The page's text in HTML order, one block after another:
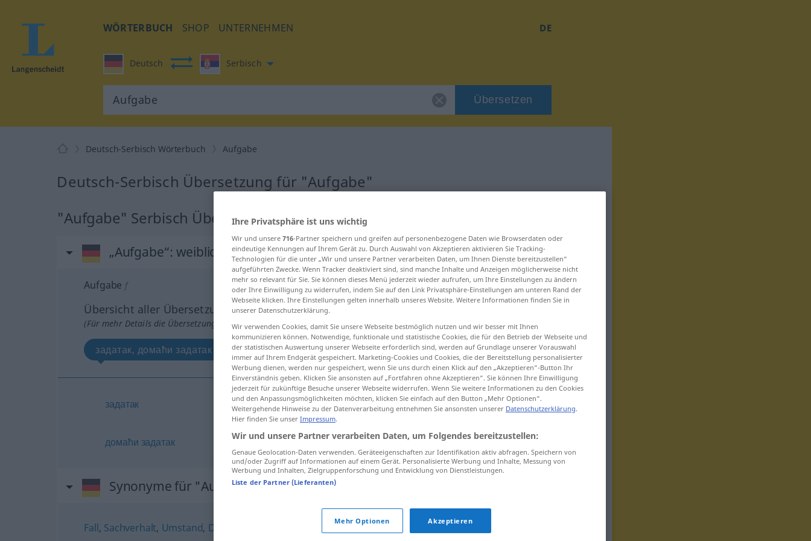
WÖRTERBUCH SHOP UNTERNEHMEN DE
Deutsch Serbisch
Übersetzen
Deutsch-Serbisch Wörterbuch Aufgabe
Deutsch-Serbisch Übersetzung für "Aufgabe"
"Aufgabe" Serbisch Übersetzung
„Aufgabe“: weiblich, feminin
Aufgabe f
Übersicht aller Übersetzungen
(Für mehr Details die Übersetzung anklicken/antippen)
задатак, домаћи задатак
задатак Aufgabe MATH
домаћи задатак AufgabeHausaufgabe
Synonyme für "Aufgabe"
Fall, Sachverhalt, Umstand, Ding (ugs.) Angelegenheit,Punkt Kiste (ugs.),Frage
Ihre Privatsphäre ist uns wichtig
Wir und unsere 716-Partner speichern und greifen auf personenbezogene Daten wie Browserdaten oder
eindeutige Kennungen auf Ihrem Gerät zu. Durch Auswahl von Akzeptieren aktivieren Sie Tracking-
Technologien für die unter „Wir und unsere Partner verarbeiten Daten, um Ihnen Dienste bereitzustellen“
aufgeführten Zwecke. Wenn Tracker deaktiviert sind, sind manche Inhalte und Anzeigen möglicherweise nicht
mehr so relevant für Sie. Sie können dieses Menü jederzeit wieder aufrufen, um Ihre Einstellungen zu ändern
oder Ihre Einwilligung zu widerrufen, indem Sie auf den Link Privatsphäre-Einstellungen am unteren Rand der
Webseite klicken. Ihre Einstellungen gelten innerhalb unseres Website. Weitere Informationen finden Sie in
unserer Datenschutzerklärung.
Wir verwenden Cookies, damit Sie unsere Webseite bestmöglich nutzen und wir besser mit Ihnen
kommunizieren können. Notwendige, funktionale und statistische Cookies, die für den Betrieb der Webseite und
der statistischen Auswertung unserer Webseite erforderlich sind, werden auf Grundlage unserer Vorauswahl
immer auf Ihrem Endgerät gespeichert. Marketing-Cookies und Cookies, die der Bereitstellung personalisierter
Werbung dienen, werden nur gespeichert, wenn Sie uns durch einen Klick auf den „Akzeptieren“-Button Ihr
Einverständnis geben. Klicken Sie ansonsten auf „Fortfahren ohne Akzeptieren“. Sie können Ihre Einwilligung
jederzeit für zukünftige Besuche unserer Webseite widerrufen. Wenn Sie weitere Informationen zu den Cookies
und den Anpassungsmöglichkeiten möchten, klicken Sie einfach auf den Button „Mehr Optionen“.
Weitergehende Hinweise zu der Datenverarbeitung entnehmen Sie ansonsten unserer Datenschutzerklärung.
Hier finden Sie unser Impressum.
Wir und unsere Partner verarbeiten Daten, um Folgendes bereitzustellen:
Genaue Geolocation-Daten verwenden. Geräteeigenschaften zur Identifikation aktiv abfragen. Speichern von
und/oder Zugriff auf Informationen auf einem Gerät. Personalisierte Werbung und Inhalte, Messung von
Werbung und Inhalten, Zielgruppenforschung und Entwicklung von Dienstleistungen.
Liste der Partner (Lieferanten)
Mehr Optionen Akzeptieren